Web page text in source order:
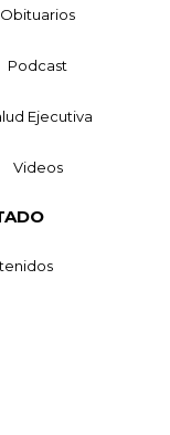
Obituarios
Podcast
Ejecutiva
Videos